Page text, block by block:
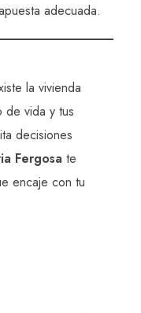
adecuada.
la vivienda
de vida y tus
decisiones
Fergosa te
encaje con tu